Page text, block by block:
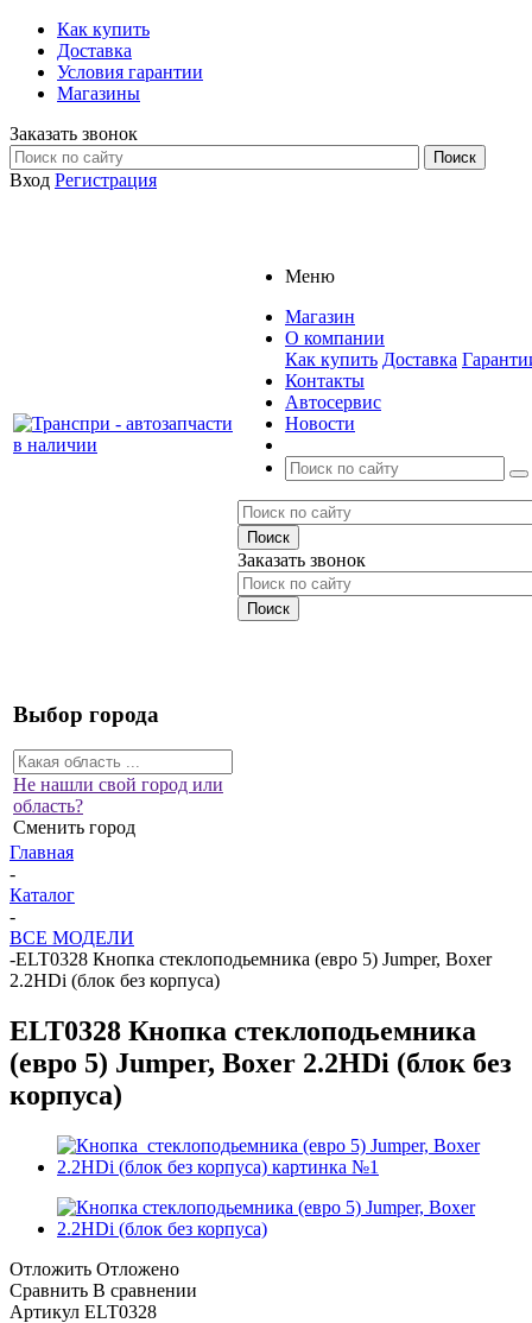
Как купить
Доставка
Условия гарантии
Магазины
Заказать звонок
Вход Регистрация
Меню
Магазин
О компании
Как купить Доставка
Контакты
Автосервис
Новости
Заказать звонок
Выбор города
Не нашли свой город или
область?
Сменить город
Главная
-
Каталог
-
ВСЕ МОДЕЛИ
-ELT0328 Кнопка стеклоподьемника (евро 5) Jumper, Boxer
2.2HDi (блок без корпуса)
ELT0328 Кнопка стеклоподьемника
(евро 5) Jumper, Boxer 2.2HDi (блок без
корпуса)
Отложить Отложено
Сравнить В сравнении
Артикул ELT0328